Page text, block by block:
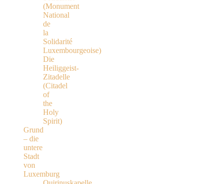
(Monument
National
de
la
Solidarité
Luxembourgeoise)
Die
Heiliggeist-
Zitadelle
(Citadel
of
the
Holy
Spirit)
Grund
– die
untere
Stadt
von
Luxemburg